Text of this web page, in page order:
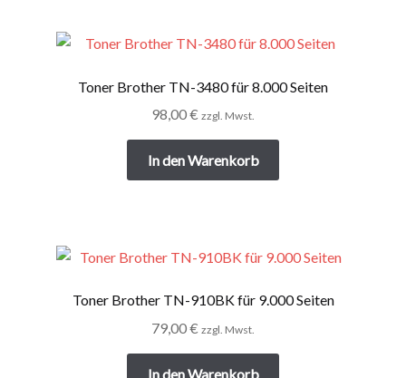
Toner Brother TN-3480 für 8.000 Seiten
98,00€ zzgl. Mwst.
In den Warenkorb
Toner Brother TN-910BK für 9.000 Seiten
79,00€ zzgl. Mwst.
In den Warenkorb